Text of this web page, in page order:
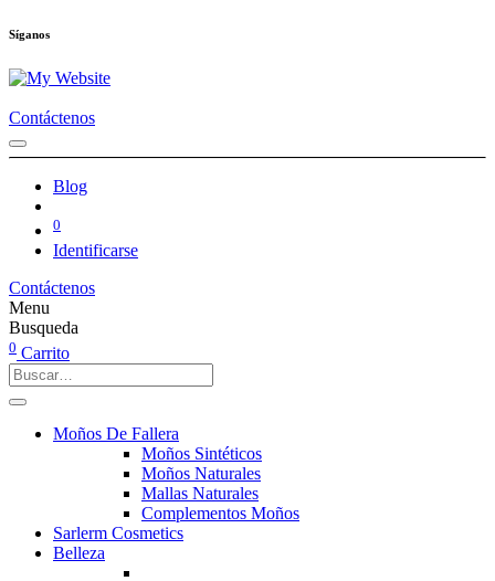
Síganos
Contáctenos
Blog
0
Identificarse
Contáctenos
Menu
Busqueda
0 Carrito
Moños De Fallera
Moños Sintéticos
Moños Naturales
Mallas Naturales
Complementos Moños
Sarlerm Cosmetics
Belleza